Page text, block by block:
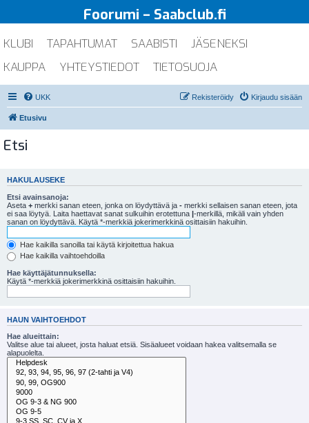
Foorumi – Saabclub.fi
KLUBI TAPAHTUMAT SAABISTI
JÄSENEKSI
KAUPPA
YHTEYSTIEDOT TIETOSUOJA
UKK Kirjaudu sisään
Rekisteröidy
Etusivu
Etsi
HAKULAUSEKE
Etsi avainsanoja:
Aseta + merkki sanan eteen, jonka on löydyttävä ja - merkki sellaisen sanan eteen, jota
ei saa löytyä. Laita haettavat sanat sulkuihin erotettuna |-merkillä, mikäli vain yhden
sanan on löydyttävä. Käytä *-merkkiä jokerimerkkinä osittaisiin hakuihin.
Hae kaikilla sanoilla tai käytä kirjoitettua hakua
Hae kaikilla vaihtoehdoilla
Hae käyttäjätunnuksella:
Käytä *-merkkiä jokerimerkkinä osittaisiin hakuihin.
HAUN VAIHTOEHDOT
Hae alueittain:
Valitse alue tai alueet, josta haluat etsiä. Sisäalueet voidaan hakea valitsemalla se
alapuolelta.